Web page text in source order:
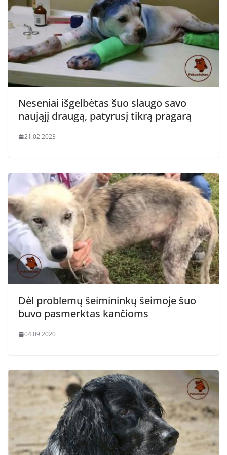
Neseniai išgelbėtas šuo slaugo savo
naująjį draugą, patyrusį tikrą pragarą
21.02.2023
Dėl problemų šeimininkų šeimoje šuo
buvo pasmerktas kančioms
04.09.2020